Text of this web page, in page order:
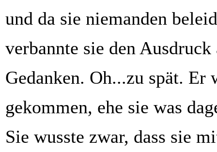
und da sie niemanden
verbannte sie den Ausdruck
Gedanken. Oh...zu spät. Er
gekommen, ehe sie was
Sie wusste zwar, dass sie